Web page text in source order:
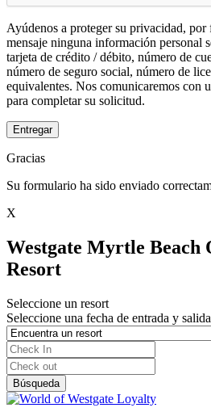
Ayúdenos a proteger su privacidad,
mensaje ninguna información personal
tarjeta de crédito / débito, número de
número de seguro social, número de
equivalentes. Nos comunicaremos con
para completar su solicitud.
Entregar
Gracias
Su formulario ha sido enviado
X
Westgate Myrtle Beach
Resort
Seleccione un resort
Seleccione una fecha de entrada y salida